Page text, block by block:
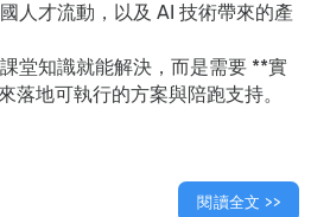
人才流動，以及 AI 技術帶來的產
堂知識就能解決，而是需要 **實
落地可執行的方案與陪跑支持。
閱讀全文 >>